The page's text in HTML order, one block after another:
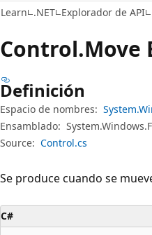
Learn .NET Explorador de API
Control.Move
Definición
Espacio de nombres:
Ensamblado:
Source: Control.cs
Se produce cuando se
C#